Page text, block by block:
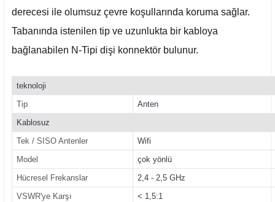
derecesi ile olumsuz çevre koşullarında koruma sağlar.
Tabanında istenilen tip ve uzunlukta bir kabloya
bağlanabilen N-Tipi dişi konnektör bulunur.
teknoloji
Tip
Anten
Kablosuz
Tek / SISO Antenler
Wifi
Model
çok yönlü
Hücresel Frekanslar
2,4 - 2,5 GHz
VSWR'ye Karşı
< 1,5:1